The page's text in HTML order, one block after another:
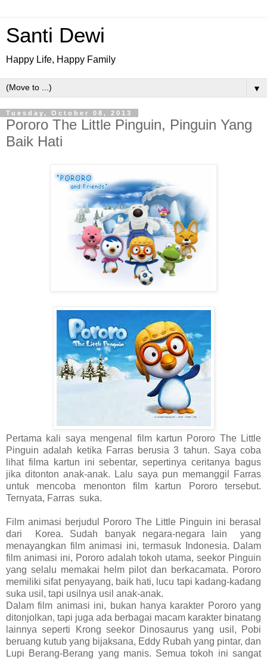
Santi Dewi
Happy Life, Happy Family
▼
Tuesday, October 08, 2013
Pororo The Little Pinguin, Pinguin Yang
Baik Hati
Pertama kali saya mengenal film kartun Pororo The Little
Pinguin adalah ketika Farras berusia 3 tahun. Saya coba
lihat filma kartun ini sebentar, sepertinya ceritanya bagus
jika ditonton anak-anak. Lalu saya pun memanggil Farras
untuk mencoba menonton film kartun Pororo tersebut.
Ternyata, Farras suka.
Film animasi berjudul Pororo The Little Pinguin ini berasal
dari Korea. Sudah banyak negara-negara lain yang
menayangkan film animasi ini, termasuk Indonesia. Dalam
film animasi ini, Pororo adalah tokoh utama, seekor Pinguin
yang selalu memakai helm pilot dan berkacamata. Pororo
memiliki sifat penyayang, baik hati, lucu tapi kadang-kadang
suka usil, tapi usilnya usil anak-anak.
Dalam film animasi ini, bukan hanya karakter Pororo yang
ditonjolkan, tapi juga ada berbagai macam karakter binatang
lainnya seperti Krong seekor Dinosaurus yang usil, Pobi
beruang kutub yang bijaksana, Eddy Rubah yang pintar, dan
Lupi Berang-Berang yang manis. Semua tokoh ini sangat